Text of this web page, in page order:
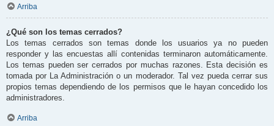
Arriba
¿Qué son los temas cerrados?
Los temas cerrados son temas donde los usuarios ya no pueden
responder y las encuestas allí contenidas terminaron automáticamente.
Los temas pueden ser cerrados por muchas razones. Esta decisión es
tomada por La Administración o un moderador. Tal vez pueda cerrar sus
propios temas dependiendo de los permisos que le hayan concedido los
administradores.
Arriba